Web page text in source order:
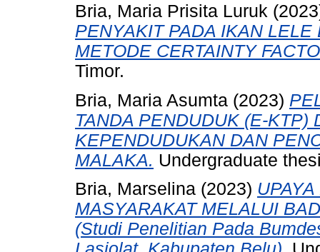
Bria, Maria Prisita Luruk
PENYAKIT PADA IKAN
METODE CERTAINTY
Timor.
Bria, Maria Asumta (2023)
TANDA PENDUDUK (E-KTP)
KEPENDUDUKAN DAN
MALAKA. Undergraduate
Bria, Marselina (2023)
MASYARAKAT MELALUI
(Studi Penelitian Pada